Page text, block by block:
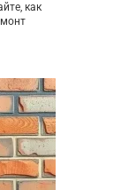
как